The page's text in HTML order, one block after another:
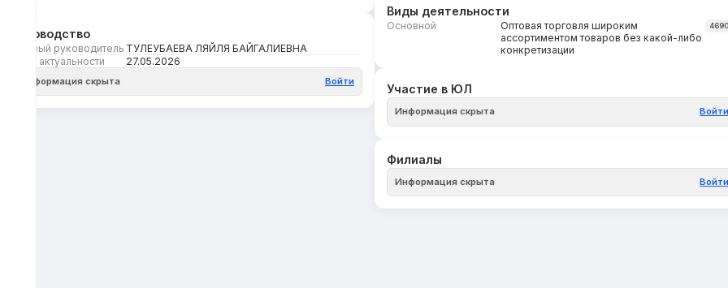
Руководство
Первый руководитель ТУЛЕУБАЕВА ЛЯЙЛЯ БАЙГАЛИЕВНА
Дата актуальности
27.05.2026
Информация скрыта Войти
Виды деятельности
Основной
Оптовая торговля широким
ассортиментом товаров без какой-либо
конкретизации
Участие в ЮЛ
Информация скрыта Войти
Филиалы
Информация скрыта Войти